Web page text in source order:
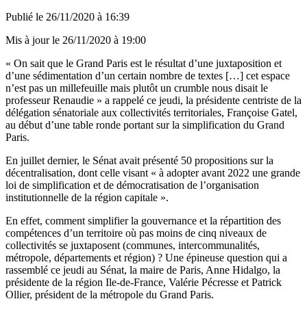
Publié le 26/11/2020 à 16:39
Mis à jour le 26/11/2020 à 19:00
« On sait que le Grand Paris est le résultat d’une juxtaposition et
d’une sédimentation d’un certain nombre de textes […] cet espace
n’est pas un millefeuille mais plutôt un crumble nous disait le
professeur Renaudie » a rappelé ce jeudi, la présidente centriste de la
délégation sénatoriale aux collectivités territoriales, Françoise Gatel,
au début d’une table ronde portant sur la simplification du Grand
Paris.
En juillet dernier, le Sénat avait présenté 50 propositions sur la
décentralisation, dont celle visant « à adopter avant 2022 une grande
loi de simplification et de démocratisation de l’organisation
institutionnelle de la région capitale ».
En effet, comment simplifier la gouvernance et la répartition des
compétences d’un territoire où pas moins de cinq niveaux de
collectivités se juxtaposent (communes, intercommunalités,
métropole, départements et région) ? Une épineuse question qui a
rassemblé ce jeudi au Sénat, la maire de Paris, Anne Hidalgo, la
présidente de la région Ile-de-France, Valérie Pécresse et Patrick
Ollier, président de la métropole du Grand Paris.